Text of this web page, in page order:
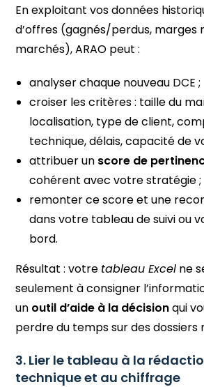
En exploitant vos données
d’offres (gagnés/perdus, marges
marchés), ARAO peut :
analyser chaque nouveau DCE ;
croiser les critères : taille du
localisation, type de client,
technique, délais, capacité de
attribuer un score de
cohérent avec votre stratégie ;
remonter ce score et une
dans votre tableau de suivi ou
bord.
Résultat : votre tableau Excel ne
seulement à consigner
un outil d’aide à la décisionqui
perdre du temps sur des dossiers
3. Lier le tableau à la
technique et au chiffrage